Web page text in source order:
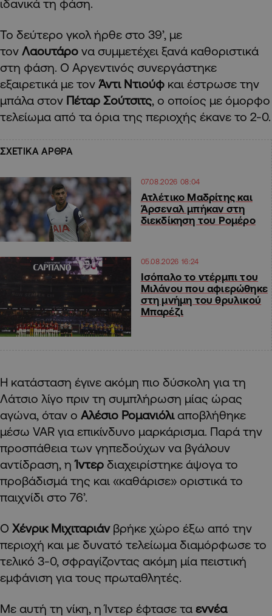
ιδανικά τη φάση.
Το δεύτερο γκολ ήρθε στο 39’, με
τον Λαουτάρο να συμμετέχει ξανά καθοριστικά
στη φάση. Ο Αργεντινός συνεργάστηκε
εξαιρετικά με τον Άντι Ντιούφ και έστρωσε την
μπάλα στον Πέταρ Σούτσιτς, ο οποίος με όμορφο
τελείωμα από τα όρια της περιοχής έκανε το 2-0.
ΣΧΕΤΙΚΑ ΑΡΘΡΑ
07.08.2026 08:04
Ατλέτικο Μαδρίτης και
Άρσεναλ μπήκαν στη
διεκδίκηση του Ρομέρο
05.08.2026 16:24
Ισόπαλο το ντέρμπι του
Μιλάνου που αφιερώθηκε
στη μνήμη του θρυλικού
Μπαρέζι
Η κατάσταση έγινε ακόμη πιο δύσκολη για τη
Λάτσιο λίγο πριν τη συμπλήρωση μίας ώρας
αγώνα, όταν ο Αλέσιο Ρομανιόλιαποβλήθηκε
μέσω VAR για επικίνδυνο μαρκάρισμα. Παρά την
προσπάθεια των γηπεδούχων να βγάλουν
αντίδραση, ηΊντερ διαχειρίστηκε άψογα το
προβάδισμά της και «καθάρισε» οριστικά το
παιχνίδι στο 76’.
Ο Χένρικ Μιχιταριάνβρήκε χώρο έξω από την
περιοχή και με δυνατό τελείωμα διαμόρφωσε το
τελικό 3-0, σφραγίζοντας ακόμη μία πειστική
εμφάνιση για τους πρωταθλητές.
Με αυτή τη νίκη, η Ίντερ έφτασε τα εννέα